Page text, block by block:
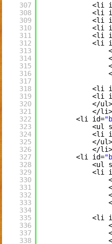
307
308
309
310
311
312
313
314
315
316
317
318
319
320
321
322
323
324
325
326
327
328
329
330
331
332
333
334
335
336
337
338
<li
<li
<li
<li
<li
<li
<li
<li
</ul>
</li>
<li id=
<ul
<li
</ul>
</li>
<li id=
<ul
<li
<li